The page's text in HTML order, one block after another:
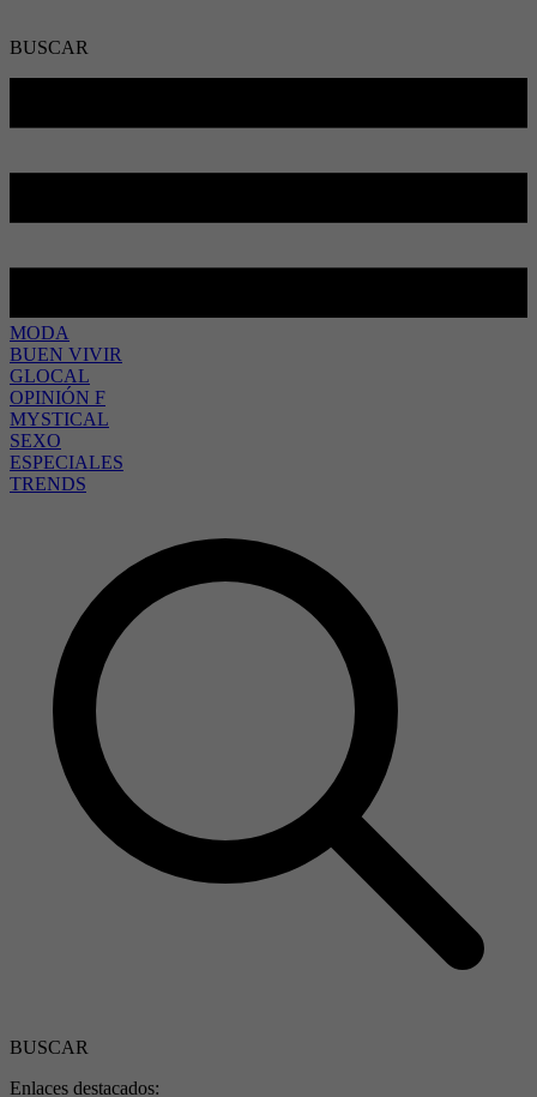
BUSCAR
MODA
BUEN VIVIR
GLOCAL
OPINIÓN F
MYSTICAL
SEXO
ESPECIALES
TRENDS
BUSCAR
Enlaces destacados: